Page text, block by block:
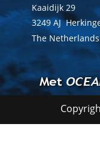
Kaaidijk 29
3249 AJ
The Netherlands
Met